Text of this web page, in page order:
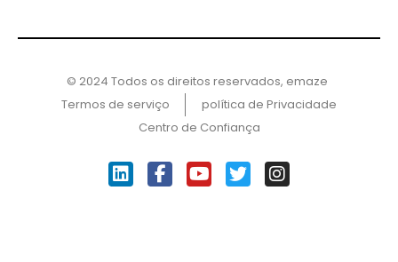
© 2024 Todos os direitos reservados, emaze ​
Termos de serviço
política de Privacidade
Centro de Confiança